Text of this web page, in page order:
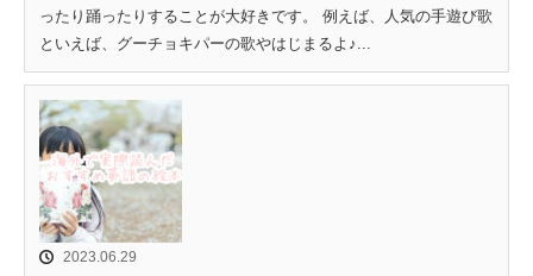
ったり踊ったりすることが大好きです。 例えば、人気の手遊び歌
といえば、グーチョキパーの歌やはじまるよ♪...
2023.06.29